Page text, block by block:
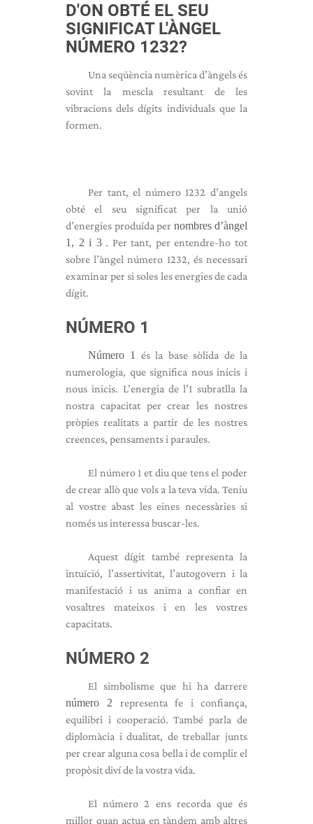
D'ON OBTÉ EL SEU
SIGNIFICAT L'ÀNGEL
NÚMERO 1232?
Una seqüència numèrica d’àngels és
sovint la mescla resultant de les
vibracions dels dígits individuals que la
formen.
Per tant, el número 1232 d’angels
obté el seu significat per la unió
d’energies produïda per nombres d’àngel
1, 2 i 3. Per tant, per entendre-ho tot
sobre l’àngel número 1232, és necessari
examinar per si soles les energies de cada
dígit.
NÚMERO 1
Número 1
és la base sòlida de la
numerologia, que significa nous inicis i
nous inicis. L’energia de l’1 subratlla la
nostra capacitat per crear les nostres
pròpies realitats a partir de les nostres
creences, pensaments i paraules.
El número 1 et diu que tens el poder
de crear allò que vols a la teva vida. Teniu
al vostre abast les eines necessàries si
només us interessa buscar-les.
Aquest dígit també representa la
intuïció, l’assertivitat, l’autogovern i la
manifestació i us anima a confiar en
vosaltres mateixos i en les vostres
capacitats.
NÚMERO 2
El simbolisme que hi ha darrere
número 2 representa fe i confiança,
equilibri i cooperació. També parla de
diplomàcia i dualitat, de treballar junts
per crear alguna cosa bella i de complir el
propòsit diví de la vostra vida.
El número 2 ens recorda que és
millor quan actua en tàndem amb altres